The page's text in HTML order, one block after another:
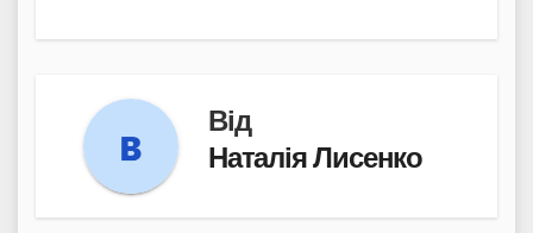
Від
Наталія Лисенко